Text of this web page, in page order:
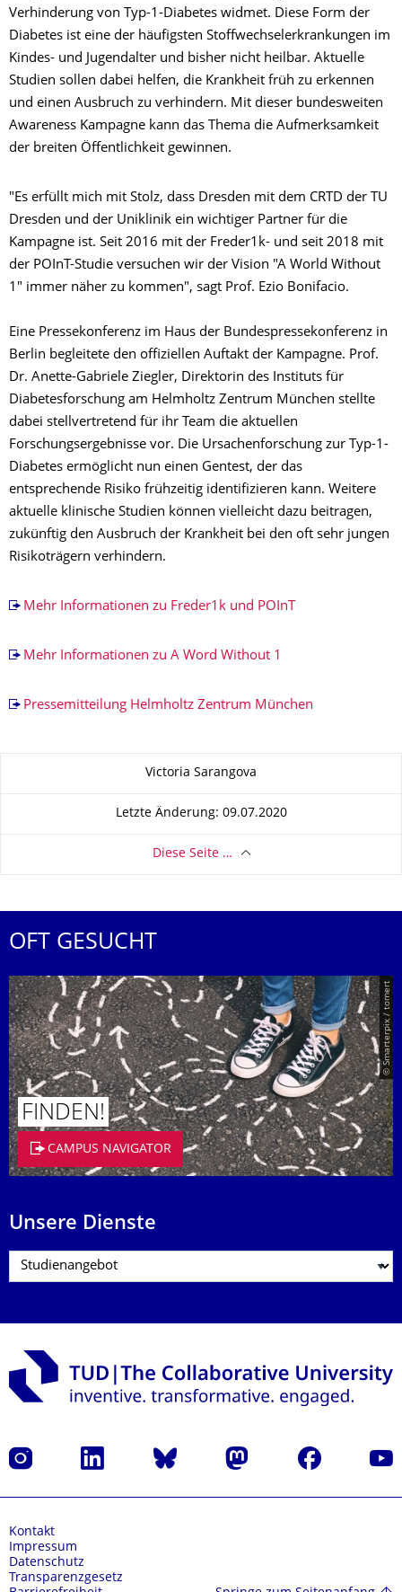
Verhinderung von Typ-1-Diabetes widmet. Diese Form der
Diabetes ist eine der häufigsten Stoffwechselerkrankungen im
Kindes- und Jugendalter und bisher nicht heilbar. Aktuelle
Studien sollen dabei helfen, die Krankheit früh zu erkennen
und einen Ausbruch zu verhindern. Mit dieser bundesweiten
Awareness Kampagne kann das Thema die Aufmerksamkeit
der breiten Öffentlichkeit gewinnen.
"Es erfüllt mich mit Stolz, dass Dresden mit dem CRTD der TU
Dresden und der Uniklinik ein wichtiger Partner für die
Kampagne ist. Seit 2016 mit der Freder1k- und seit 2018 mit
der POInT-Studie versuchen wir der Vision "A World Without
1" immer näher zu kommen", sagt Prof. Ezio Bonifacio.
Eine Pressekonferenz im Haus der Bundespressekonferenz in
Berlin begleitete den offiziellen Auftakt der Kampagne. Prof.
Dr. Anette-Gabriele Ziegler, Direktorin des Instituts für
Diabetesforschung am Helmholtz Zentrum München stellte
dabei stellvertretend für ihr Team die aktuellen
Forschungsergebnisse vor. Die Ursachenforschung zur Typ-1-
Diabetes ermöglicht nun einen Gentest, der das
entsprechende Risiko frühzeitig identifizieren kann. Weitere
aktuelle klinische Studien können vielleicht dazu beitragen,
zukünftig den Ausbruch der Krankheit bei den oft sehr jungen
Risikoträgern verhindern.
Mehr Informationen zu Freder1k und POInT
Mehr Informationen zu A Word Without 1
Pressemitteilung Helmholtz Zentrum München
Victoria Sarangova
Letzte Änderung: 09.07.2020
Diese Seite …
OFT GESUCHT
© Smarterpix / tomert
FINDEN!
CAMPUS NAVIGATOR
Unsere Dienste
Instagram LinkedIn Bluesky Mastodon Facebook
Kontakt
Impressum
Datenschutz
Transparenzgesetz